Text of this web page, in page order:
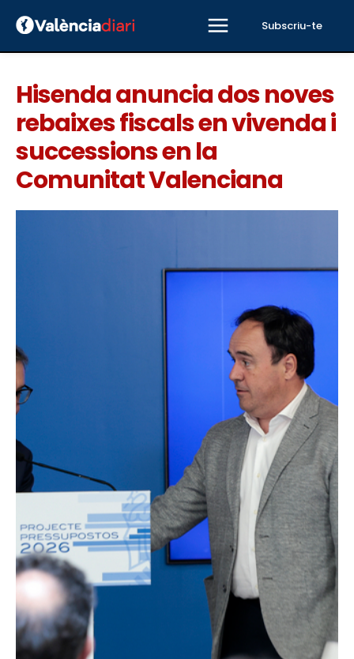
Subscriu-te
Hisenda anuncia dos noves
rebaixes fiscals en vivenda i
successions en la
Comunitat Valenciana